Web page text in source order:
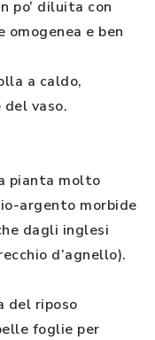
po’ diluita con
omogenea e ben
a caldo,
vaso.
pianta molto
argento morbide
dagli inglesi
d’agnello).
del riposo
foglie per